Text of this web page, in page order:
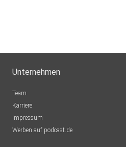
Unternehmen
Team
Karriere
Impressum
Werben auf podcast.de